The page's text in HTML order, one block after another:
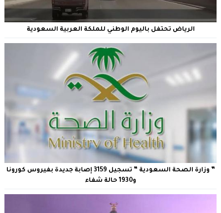
الرياض تحتفل باليوم الوطني للملكة العربية السعودية
” وزارة الصحة السعودية ” تسجيل 3159 إصابة جديدة بفيروس كورونا
و1930 حالة شفاء